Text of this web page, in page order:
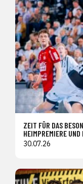
ZEIT FÜR DAS
HEIMPREMIERE UND
30.07.26